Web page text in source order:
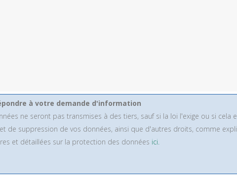
à votre demande d'information
ne seront pas transmises à des tiers, sauf si la loi l'exige ou si cela
de suppression de vos données, ainsi que d'autres droits, comme
et détaillées sur la protection des données ici.